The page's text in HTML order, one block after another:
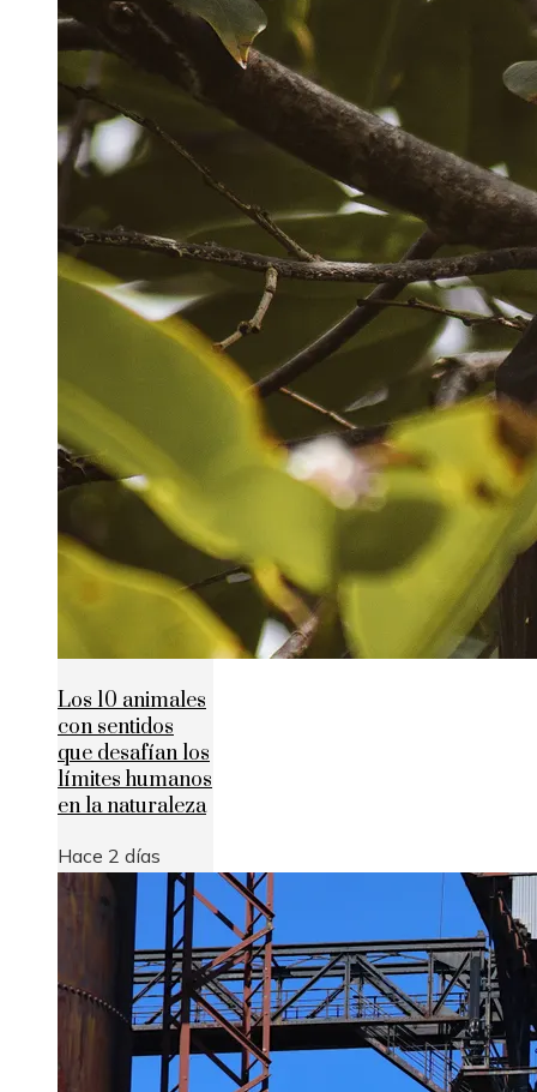
Los 10 animales
con sentidos
que desafían los
límites humanos
en la naturaleza
Hace 2 días